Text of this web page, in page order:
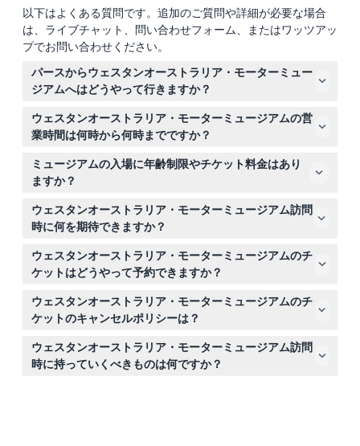
以下はよくある質問です。追加のご質問や詳細が必要な場合
は、ライブチャット、問い合わせフォーム、またはワッツアッ
プでお問い合わせください。
パースからウェスタンオーストラリア・モーターミュー
ジアムへはどうやって行きますか？
ウェスタンオーストラリア・モーターミュージアムはワイ
トマンパーク内にあり、パースのCBDから車で約25分の
場所にあります。駐車場の空き状況や道順はこのウェブサ
イトで予約時にご確認いただけます。
ウェスタンオーストラリア・モーターミュージアムの営
業時間は何時から何時までですか？
ミュージアムは毎日午前10時から午後4時まで営業してい
ますが、クリスマス当日は休館です（変更される場合があ
りますので予約時にご確認ください）。
ミュージアムの入場に年齢制限やチケット料金はあり
ますか？
0〜6歳の子供は無料、7〜16歳の学童は8ドル、17〜64歳
の成人は17.50ドル、65歳以上のシニアは13.50ドルです。
家族チケットもあります。コンパニオンカード保持者は割
引料金が適用されます。
ウェスタンオーストラリア・モーターミュージアム訪問
時に何を期待できますか？
クラシックやビンテージカーの多彩なコレクションを探索
し、インタラクティブな展示を楽しめます。また、午前11
時または午後2時から約45分間の無料ガイドツアーに参加
できます。
ウェスタンオーストラリア・モーターミュージアムのチ
ケットはどうやって予約できますか？
このウェブサイトで簡単にオンライン予約が可能です。予
約手続き中にリアルタイムで空き状況が更新されます。
ウェスタンオーストラリア・モーターミュージアムのチ
ケットのキャンセルポリシーは？
チケットは返金不可でキャンセルもできませんので、訪問
日時は慎重にお選びください。
ウェスタンオーストラリア・モーターミュージアム訪問
時に持っていくべきものは何ですか？